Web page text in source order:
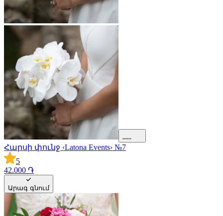
Հարսի փունջ ‹Latona Events› №7
5
42.000 ֏
Արագ գնում